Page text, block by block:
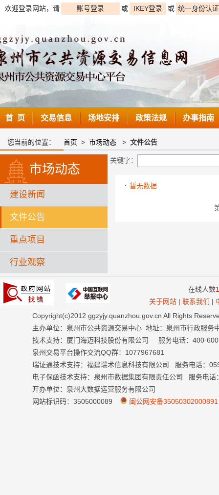
欢迎登录网站，请 账号登录 或 IKEY登录 或 统一身份认
首 页 交易信息 场地安排 政策法规 办事指南
您当前的位置： 首页 > 市场动态 > 文件公告
市场动态
建设新闻
文件公告
重点项目
行业观察
关键字：
暂无数据
在线人数
关于网站 | 联系我们 |
Copyright(c)2012 ggzyjy.quanzhou.gov.cn All Rights
主办单位：泉州市公共资源交易中心 地址：泉州市行政服
技术支持：厦门海迈科技股份有限公司 服务电话：400-
泉州交易平台操作交流QQ群：1077967681
瑞证通技术支持：福建瑞术信息科技有限公司 服务电话：
电子保函技术支持：泉州市数据集团有限责任公司 服务电话
开办单位：泉州大数据运营服务有限公司
网站标识码：3505000089
闽公网安备35050302000891